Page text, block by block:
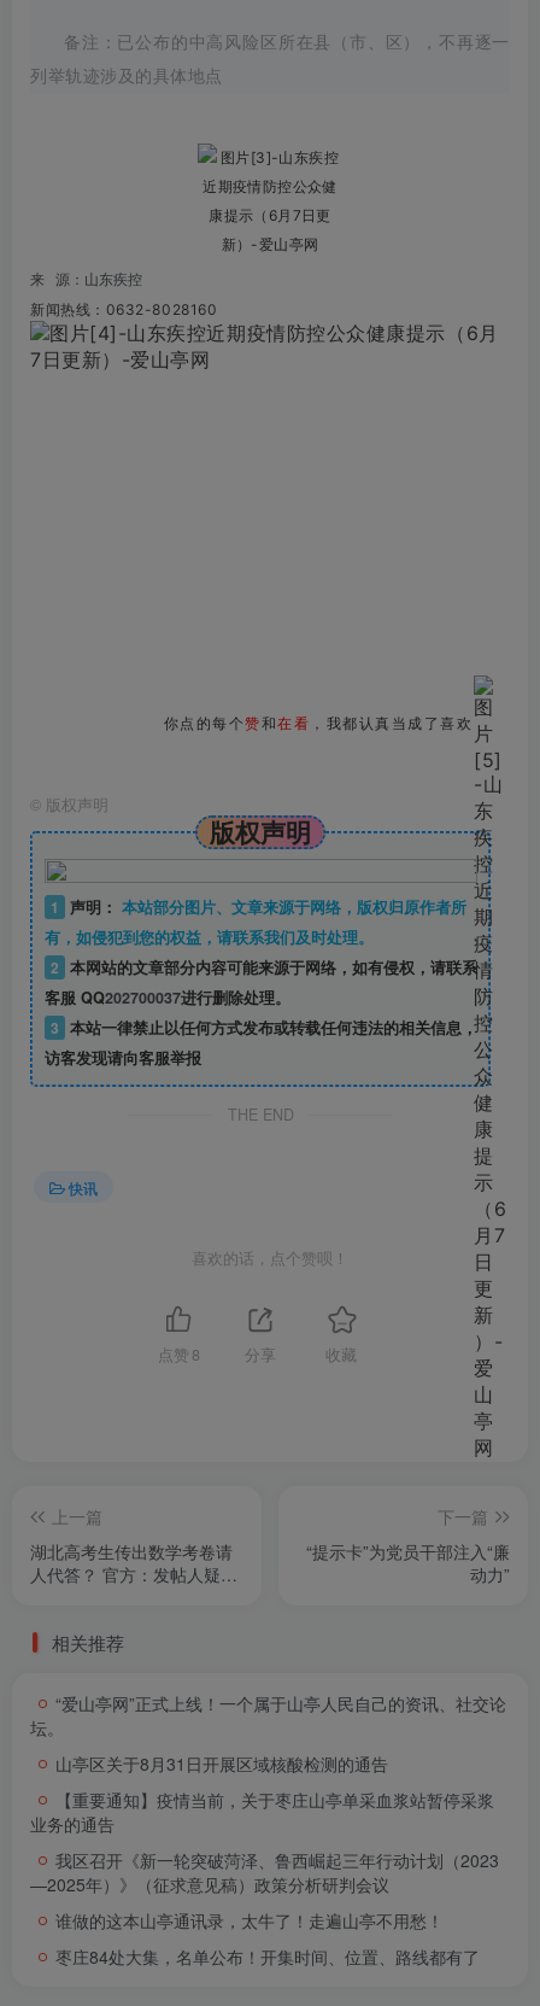
备注：已公布的中高风险区所在县（市、区），不再逐一
列举轨迹涉及的具体地点
来 源 ：山东疾控
新闻热线：0632-8028160
你点的每个赞和在看 ，我都认真当成了喜欢
© 版权声明
版权声明
1 声明： 本站部分图片、文章来源于网络，版权归原作者所
有，如侵犯到您的权益，请联系我们及时处理。
2 本网站的文章部分内容可能来源于网络，如有侵权，请联系
客服 QQ202700037进行删除处理。
3 本站一律禁止以任何方式发布或转载任何违法的相关信息，
访客发现请向客服举报
THE END
快讯
喜欢的话，点个赞呗！
点赞 8 分享 收藏
上一篇
湖北高考生传出数学考卷请
人代答？ 官方：发帖人疑有
下一篇
“提示卡”为党员干部注入“廉
动力”
相关推荐
“爱山亭网”正式上线！一个属于山亭人民自己的资讯、社交论
坛。
山亭区关于8月31日开展区域核酸检测的通告
【重要通知】疫情当前，关于枣庄山亭单采血浆站暂停采浆
业务的通告
我区召开《新一轮突破菏泽、鲁西崛起三年行动计划（2023
—2025年）》（征求意见稿）政策分析研判会议
谁做的这本山亭通讯录，太牛了！走遍山亭不用愁！
枣庄84处大集，名单公布！开集时间、位置、路线都有了